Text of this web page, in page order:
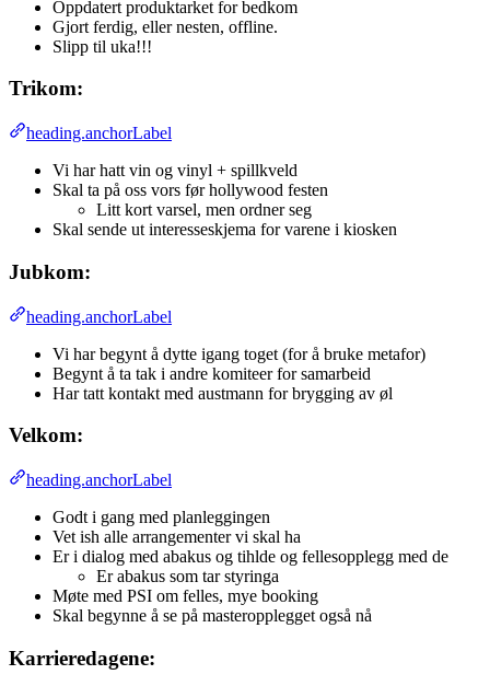
Oppdatert produktarket for bedkom
Gjort ferdig, eller nesten, offline.
Slipp til uka!!!
Trikom:
heading.anchorLabel
Vi har hatt vin og vinyl + spillkveld
Skal ta på oss vors før hollywood festen
Litt kort varsel, men ordner seg
Skal sende ut interesseskjema for varene i kiosken
Jubkom:
heading.anchorLabel
Vi har begynt å dytte igang toget (for å bruke metafor)
Begynt å ta tak i andre komiteer for samarbeid
Har tatt kontakt med austmann for brygging av øl
Velkom:
heading.anchorLabel
Godt i gang med planleggingen
Vet ish alle arrangementer vi skal ha
Er i dialog med abakus og tihlde og fellesopplegg med de
Er abakus som tar styringa
Møte med PSI om felles, mye booking
Skal begynne å se på masteropplegget også nå
Karrieredagene: